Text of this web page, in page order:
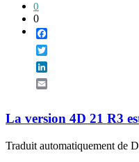
0
0
La version 4D 21 R3
Traduit automatiquement de